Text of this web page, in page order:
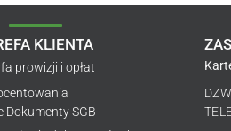
KLIENTA
prowizji i opłat
Dokumenty SGB